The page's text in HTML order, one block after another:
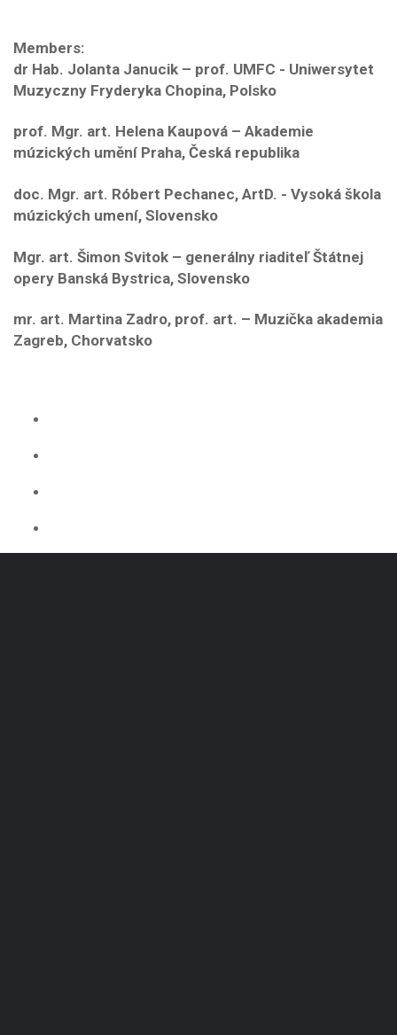
Members:
dr Hab. Jolanta Janucik – prof. UMFC - Uniwersytet
Muzyczny Fryderyka Chopina, Polsko
prof. Mgr. art. Helena Kaupová – Akademie
múzických umění Praha, Česká republika
doc. Mgr. art. Róbert Pechanec, ArtD. - Vysoká škola
múzických umení, Slovensko
Mgr. art. Šimon Svitok – generálny riaditeľ Štátnej
opery Banská Bystrica, Slovensko
mr. art. Martina Zadro, prof. art. – Muzička akademia
Zagreb, Chorvatsko